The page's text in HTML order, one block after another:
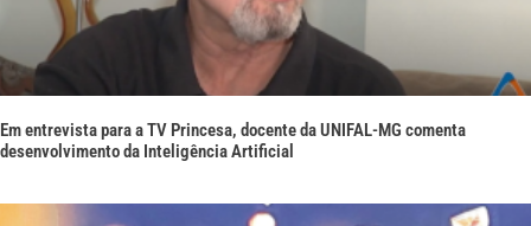
Em entrevista para a TV Princesa, docente da UNIFAL-MG comenta
desenvolvimento da Inteligência Artificial